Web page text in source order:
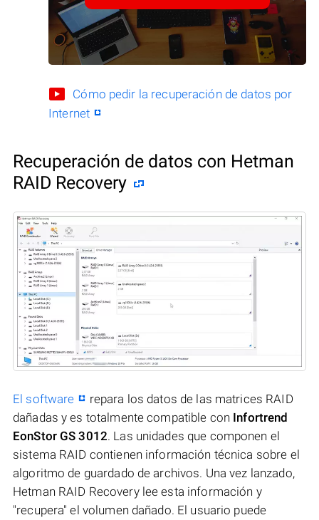
Cómo pedir la recuperación de datos por
Internet
Recuperación de datos con Hetman
RAID Recovery
El software
repara los datos de las matrices RAID
dañadas y es totalmente compatible con Infortrend
EonStor GS 3012. Las unidades que componen el
sistema RAID contienen información técnica sobre el
algoritmo de guardado de archivos. Una vez lanzado,
Hetman RAID Recovery lee esta información y
"recupera" el volumen dañado. El usuario puede